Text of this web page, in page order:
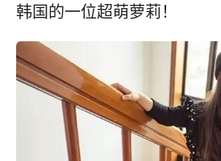
韩国的一位超萌萝莉！